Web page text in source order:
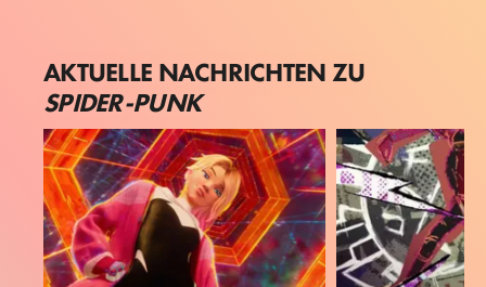
AKTUELLE NACHRICHTEN ZU
SPIDER-PUNK
SPIDER-GWEN SPIDER-PUNK